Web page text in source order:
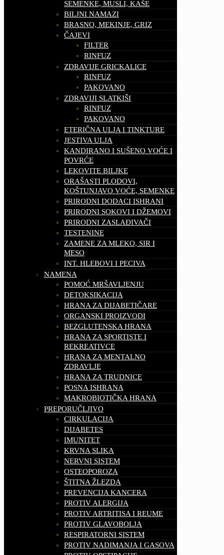
SEMENKE, MUSLI, KAŠE
BILJNI NAMAZI
BRASNO, MEKINJE, GRIZ
ČAJEVI
FILTER
RINFUZ
ZDRAVIJE GRICKALICE
RINFUZ
PAKOVANO
ZDRAVIJI SLATKIŠI
RINFUZ
PAKOVANO
ETERIČNA ULJA I TINKTURE
JESTIVA ULJA
KANDIRANO I SUŠENO VOĆE I
POVRĆE
LEKOVITE BILJKE
ORAŠASTI PLODOVI,
KOŠTUNJAVO VOĆE, SEMENKE
PRIRODNI DODACI ISHRANI
PRIRODNI SOKOVI I DŽEMOVI
PRIRODNI ZASLAĐIVAČI
TESTENINE
ZAMENE ZA MLEKO, SIR I
MESO
INT. HLEBOVI I PECIVA
NAMENA
POMOĆ MRŠAVLJENJU
DETOKSIKACIJA
HRANA ZA DIJABETIČARE
ORGANSKI PROIZVODI
BEZGLUTENSKA HRANA
HRANA ZA SPORTISTE I
REKREATIVCE
HRANA ZA MENTALNO
ZDRAVLJE
HRANA ZA TRUDNICE
POSNA ISHRANA
MAKROBIOTIČKA HRANA
PREPORUČLJIVO
CIRKULACIJA
DIJABETES
IMUNITET
KRVNA SLIKA
NERVNI SISTEM
OSTEOPOROZA
ŠTITNA ŽLEZDA
PREVENCIJA KANCERA
PROTIV ALERGIJA
PROTIV ARTRITISA I REUME
PROTIV GLAVOBOLJA
RESPIRATORNI SISTEM
PROTIV NADIMANJA I GASOVA